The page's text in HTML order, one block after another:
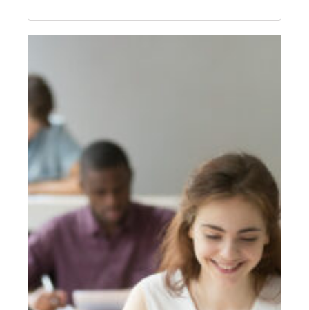
belegen diesen Produktivitätsgewinn
eindeutig. Gleichzeitig treten neue Regeln in
Pflicht
wird